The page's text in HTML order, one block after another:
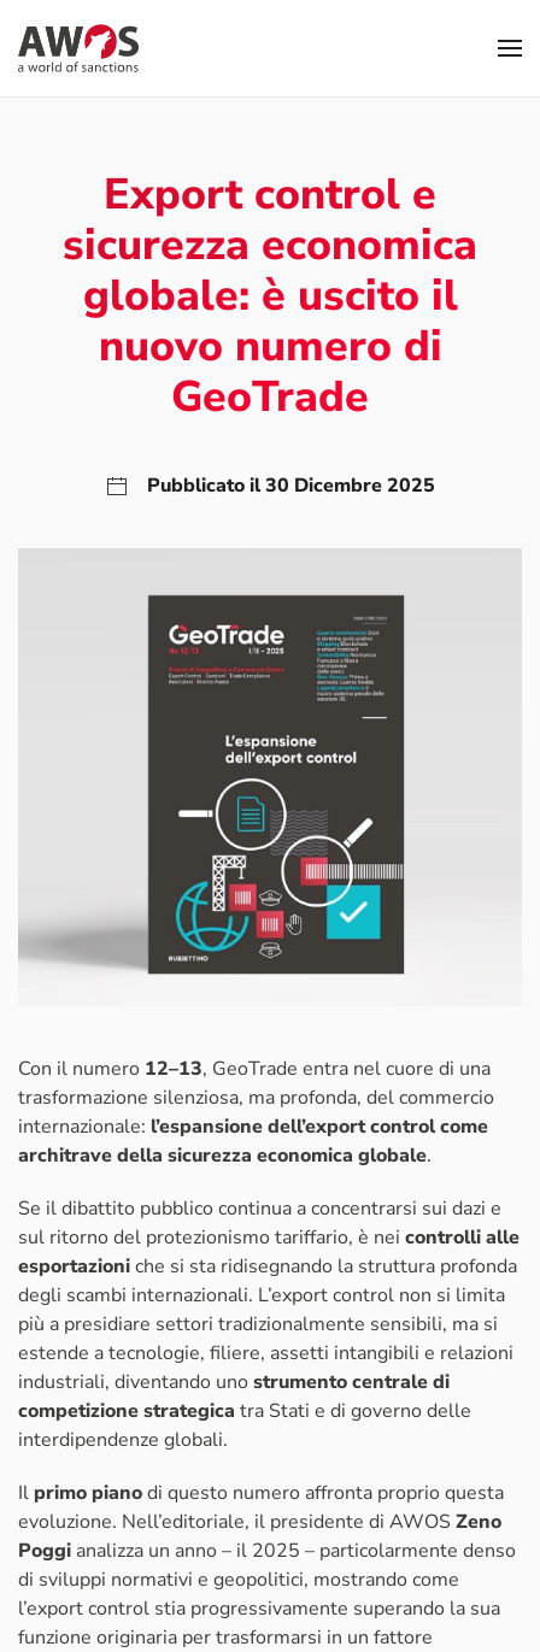
Skip to main content
Export control e
sicurezza economica
globale: è uscito il
nuovo numero di
GeoTrade
Pubblicato il 30 Dicembre 2025
Con il numero 12–13, GeoTrade entra nel cuore di una
trasformazione silenziosa, ma profonda, del commercio
internazionale: l’espansione dell’export control come
architrave della sicurezza economica globale.
Se il dibattito pubblico continua a concentrarsi sui dazi e
sul ritorno del protezionismo tariffario, è nei controlli alle
esportazioniche si sta ridisegnando la struttura profonda
degli scambi internazionali. L’export control non si limita
più a presidiare settori tradizionalmente sensibili, ma si
estende a tecnologie, filiere, assetti intangibili e relazioni
industriali, diventando uno strumento centrale di
competizione strategica tra Stati e di governo delle
interdipendenze globali.
Il primo pianodi questo numero affronta proprio questa
evoluzione. Nell’editoriale, il presidente di AWOS Zeno
Poggi analizza un anno – il 2025 – particolarmente denso
di sviluppi normativi e geopolitici, mostrando come
l’export control stia progressivamente superando la sua
funzione originaria per trasformarsi in un fattore